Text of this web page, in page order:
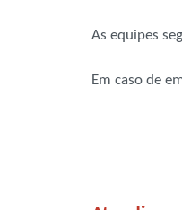
As equipes
Em caso de